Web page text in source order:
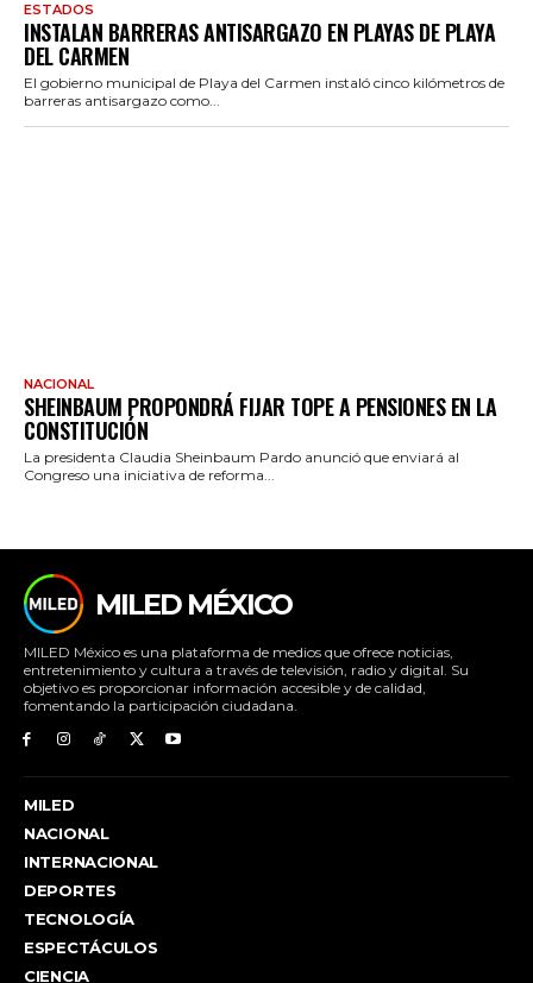
ESTADOS
INSTALAN BARRERAS ANTISARGAZO EN PLAYAS DE PLAYA
DEL CARMEN
El gobierno municipal de Playa del Carmen instaló cinco kilómetros de
barreras antisargazo como...
NACIONAL
SHEINBAUM PROPONDRÁ FIJAR TOPE A PENSIONES EN LA
CONSTITUCIÓN
La presidenta Claudia Sheinbaum Pardo anunció que enviará al
Congreso una iniciativa de reforma...
MILED MÉXICO
MILED México es una plataforma de medios que ofrece noticias,
entretenimiento y cultura a través de televisión, radio y digital. Su
objetivo es proporcionar información accesible y de calidad,
fomentando la participación ciudadana.
MILED
NACIONAL
INTERNACIONAL
DEPORTES
TECNOLOGÍA
ESPECTÁCULOS
CIENCIA